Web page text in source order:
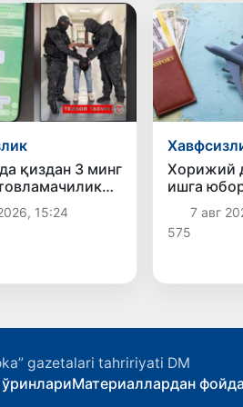
қиздан 3 минг
ушланди
15:24
Хорижий
ишга
боғлиқ
7 авг
575
gazetalari tahririyati DM
Материаллардан